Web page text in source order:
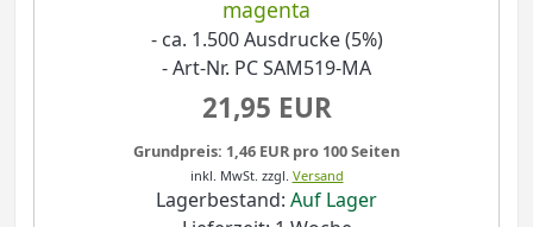
magenta
- ca. 1.500 Ausdrucke (5%)
- Art-Nr. PC SAM519-MA
21,95 EUR
Grundpreis: 1,46 EUR pro 100 Seiten
inkl. MwSt. zzgl. Versand
Lagerbestand: Auf Lager